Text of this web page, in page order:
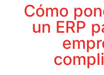
Cómo
un ERP